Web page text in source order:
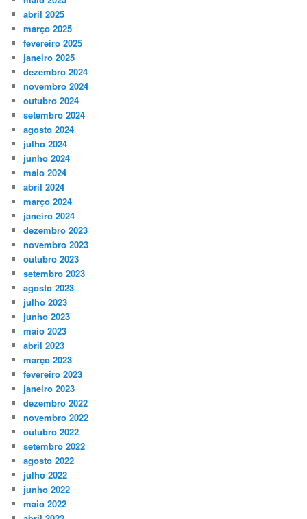
abril 2025
março 2025
fevereiro 2025
janeiro 2025
dezembro 2024
novembro 2024
outubro 2024
setembro 2024
agosto 2024
julho 2024
junho 2024
maio 2024
abril 2024
março 2024
janeiro 2024
dezembro 2023
novembro 2023
outubro 2023
setembro 2023
agosto 2023
julho 2023
junho 2023
maio 2023
abril 2023
março 2023
fevereiro 2023
janeiro 2023
dezembro 2022
novembro 2022
outubro 2022
setembro 2022
agosto 2022
julho 2022
junho 2022
maio 2022